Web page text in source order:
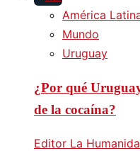
América
Mundo
Uruguay
¿Por qué
de la cocaína?
Editor La